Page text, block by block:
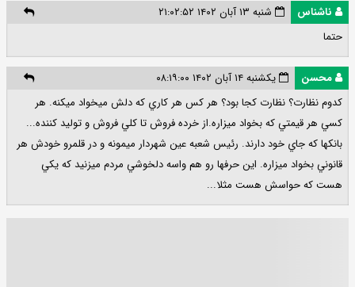
ناشناس
شنبه ۱۳ آبان ۱۴۰۲ ۲۱:۰۲:۵۲
حتما
محسن
یکشنبه ۱۴ آبان ۱۴۰۲ ۰۸:۱۹:۰۰
كدوم نظارت؟ نظارت كجا بود؟ هر كس هر كاري كه دلش ميخواد ميكنه. هر
كسي هر قيمتي كه بخواد ميزاره.از خرده فروش تا كلي فروش و توليد كننده...
بانكها كه جاي خود دارند. رئيس شعبه عين شهردار ميمونه و در قلمرو خودش هر
قانوني بخواد ميزاره. اين حرفها رو هم واسه دلخوشي مردم ميزنيد كه يكي
هست كه حواسش هست مثلا...